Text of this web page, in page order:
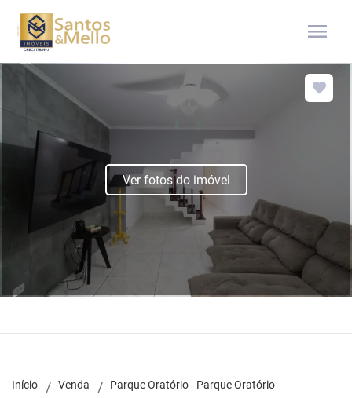
menu
Ver fotos do imóvel
Início Venda Parque Oratório - Parque Oratório